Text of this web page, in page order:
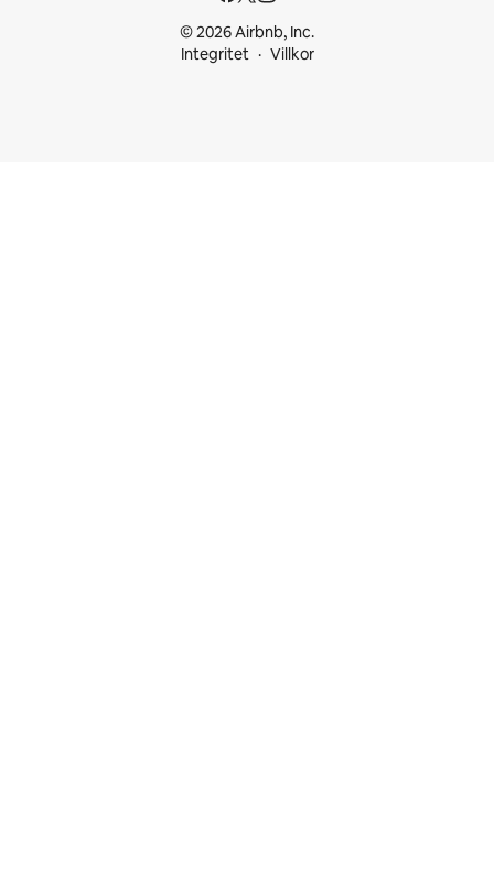
© 2026 Airbnb, Inc.
Integritet
Villkor